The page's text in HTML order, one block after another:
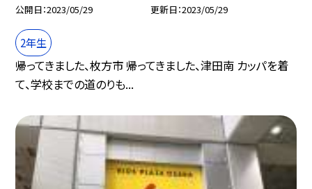
公開日 2023/05/29 更新日 2023/05/29
2年生
帰ってきました、枚方市 帰ってきました、津田南 カッパを着
て、学校までの道のりも...